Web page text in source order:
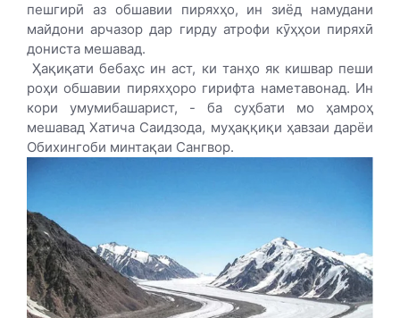
пешгирӣ аз обшавии пиряхҳо, ин зиёд намудани
майдони арчазор дар гирду атрофи кӯҳҳои пиряхӣ
дониста мешавад.
Ҳақиқати бебаҳс ин аст, ки танҳо як кишвар пеши
роҳи обшавии пиряхҳоро гирифта наметавонад. Ин
кори умумибашарист, - ба суҳбати мо ҳамроҳ
мешавад Хатича Саидзода, муҳаққиқи ҳавзаи дарёи
Обихингоби минтақаи Сангвор.